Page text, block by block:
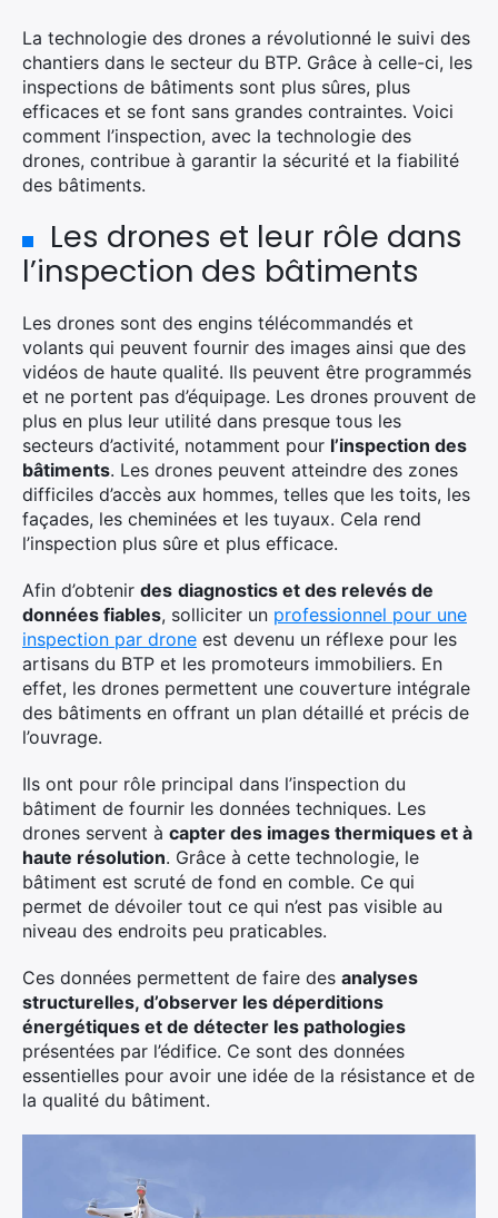
La technologie des drones a révolutionné le suivi des
chantiers dans le secteur du BTP. Grâce à celle-ci, les
inspections de bâtiments sont plus sûres, plus
efficaces et se font sans grandes contraintes. Voici
comment l’inspection, avec la technologie des
drones, contribue à garantir la sécurité et la fiabilité
des bâtiments.
Les drones et leur rôle dans
l’inspection des bâtiments
Les drones sont des engins télécommandés et
volants qui peuvent fournir des images ainsi que des
vidéos de haute qualité. Ils peuvent être programmés
et ne portent pas d’équipage. Les drones prouvent de
plus en plus leur utilité dans presque tous les
secteurs d’activité, notamment pour l’inspection des
bâtiments. Les drones peuvent atteindre des zones
difficiles d’accès aux hommes, telles que les toits, les
façades, les cheminées et les tuyaux. Cela rend
l’inspection plus sûre et plus efficace.
Afin d’obtenir des diagnostics et des relevés de
données fiables, solliciter un professionnel pour une
inspection par drone est devenu un réflexe pour les
artisans du BTP et les promoteurs immobiliers. En
effet, les drones permettent une couverture intégrale
des bâtiments en offrant un plan détaillé et précis de
l’ouvrage.
Ils ont pour rôle principal dans l’inspection du
bâtiment de fournir les données techniques. Les
drones servent à capter des images thermiques et à
haute résolution. Grâce à cette technologie, le
bâtiment est scruté de fond en comble. Ce qui
permet de dévoiler tout ce qui n’est pas visible au
niveau des endroits peu praticables.
Ces données permettent de faire des analyses
structurelles, d’observer les déperditions
énergétiques et de détecter les pathologies
présentées par l’édifice. Ce sont des données
essentielles pour avoir une idée de la résistance et de
la qualité du bâtiment.